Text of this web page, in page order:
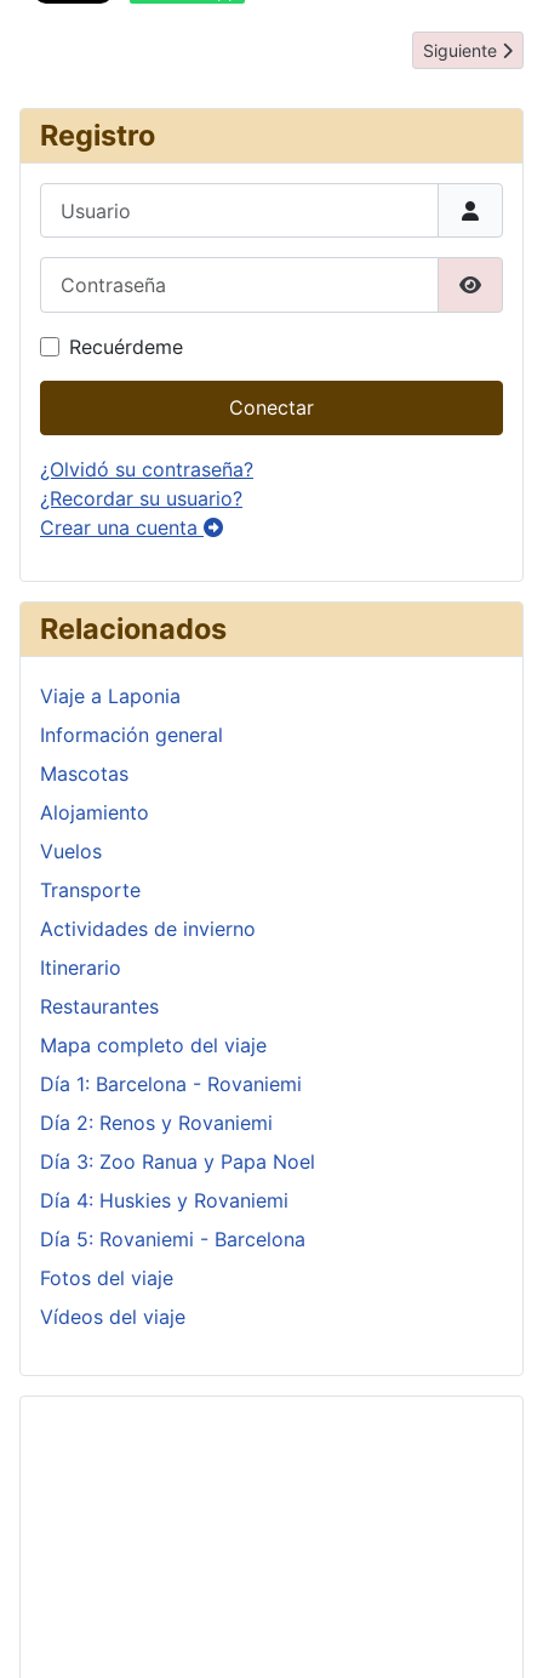
Artículo
Siguiente
Registro
Recuérdeme
Conectar
¿Olvidó su contraseña?
¿Recordar su usuario?
Crear una cuenta
Relacionados
Viaje a Laponia
Información general
Mascotas
Alojamiento
Vuelos
Transporte
Actividades de invierno
Itinerario
Restaurantes
Mapa completo del viaje
Día 1: Barcelona - Rovaniemi
Día 2: Renos y Rovaniemi
Día 3: Zoo Ranua y Papa Noel
Día 4: Huskies y Rovaniemi
Día 5: Rovaniemi - Barcelona
Fotos del viaje
Vídeos del viaje